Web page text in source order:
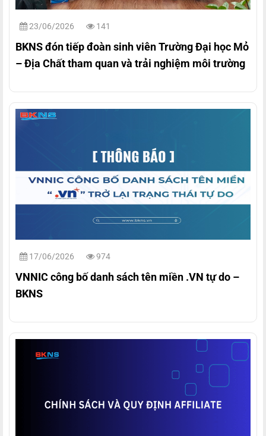
23/06/2026 141
BKNS đón tiếp đoàn sinh viên Trường Đại học Mỏ
– Địa Chất tham quan và trải nghiệm môi trường
17/06/2026 974
VNNIC công bố danh sách tên miền .VN tự do –
BKNS